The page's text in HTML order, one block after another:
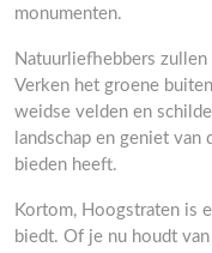
monumenten.
Natuurliefhebbers
Verken het groene
weidse velden en
landschap en geniet
bieden heeft.
Kortom, Hoogstraten is
biedt. Of je nu houdt